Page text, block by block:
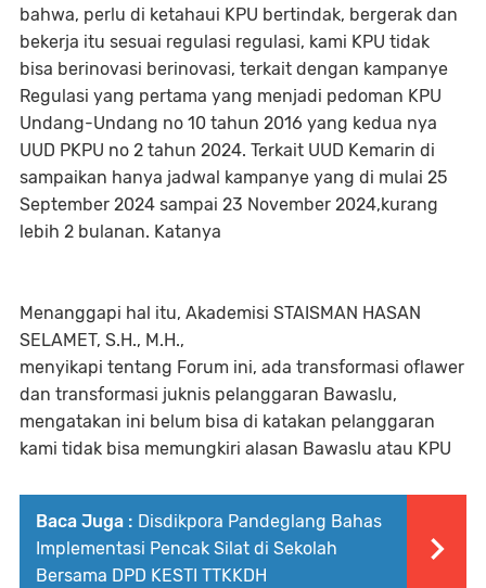
bahwa, perlu di ketahaui KPU bertindak, bergerak dan
bekerja itu sesuai regulasi regulasi, kami KPU tidak
bisa berinovasi berinovasi, terkait dengan kampanye
Regulasi yang pertama yang menjadi pedoman KPU
Undang-Undang no 10 tahun 2016 yang kedua nya
UUD PKPU no 2 tahun 2024. Terkait UUD Kemarin di
sampaikan hanya jadwal kampanye yang di mulai 25
September 2024 sampai 23 November 2024,kurang
lebih 2 bulanan. Katanya
Menanggapi hal itu, Akademisi STAISMAN HASAN
SELAMET, S.H., M.H.,
menyikapi tentang Forum ini, ada transformasi oflawer
dan transformasi juknis pelanggaran Bawaslu,
mengatakan ini belum bisa di katakan pelanggaran
kami tidak bisa memungkiri alasan Bawaslu atau KPU
Baca Juga : Disdikpora Pandeglang Bahas
Implementasi Pencak Silat di Sekolah
Bersama DPD KESTI TTKKDH